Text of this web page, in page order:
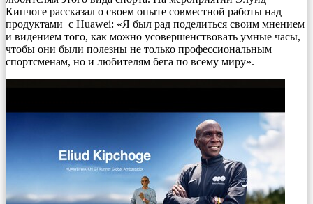
Кипчоге рассказал о своем опыте совместной работы над
продуктами с Huawei: «Я был рад поделиться своим мнением
и видением того, как можно усовершенствовать умные часы,
чтобы они были полезны не только профессиональным
спортсменам, но и любителям бега по всему миру».